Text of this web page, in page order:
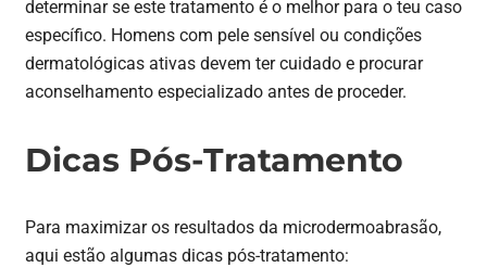
determinar se este tratamento é o melhor para o teu caso
específico. Homens com pele sensível ou condições
dermatológicas ativas devem ter cuidado e procurar
aconselhamento especializado antes de proceder.
Dicas Pós-Tratamento
Para maximizar os resultados da microdermoabrasão,
aqui estão algumas dicas pós-tratamento: